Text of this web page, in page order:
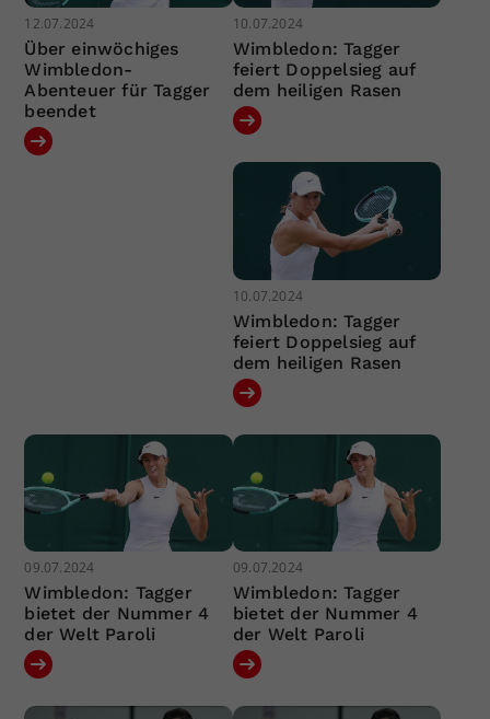
12.07.2024
Über einwöchiges
Wimbledon-
Abenteuer für Tagger
beendet
10.07.2024
Wimbledon: Tagger
feiert Doppelsieg auf
dem heiligen Rasen
10.07.2024
Wimbledon: Tagger
feiert Doppelsieg auf
dem heiligen Rasen
09.07.2024
Wimbledon: Tagger
bietet der Nummer 4
der Welt Paroli
09.07.2024
Wimbledon: Tagger
bietet der Nummer 4
der Welt Paroli